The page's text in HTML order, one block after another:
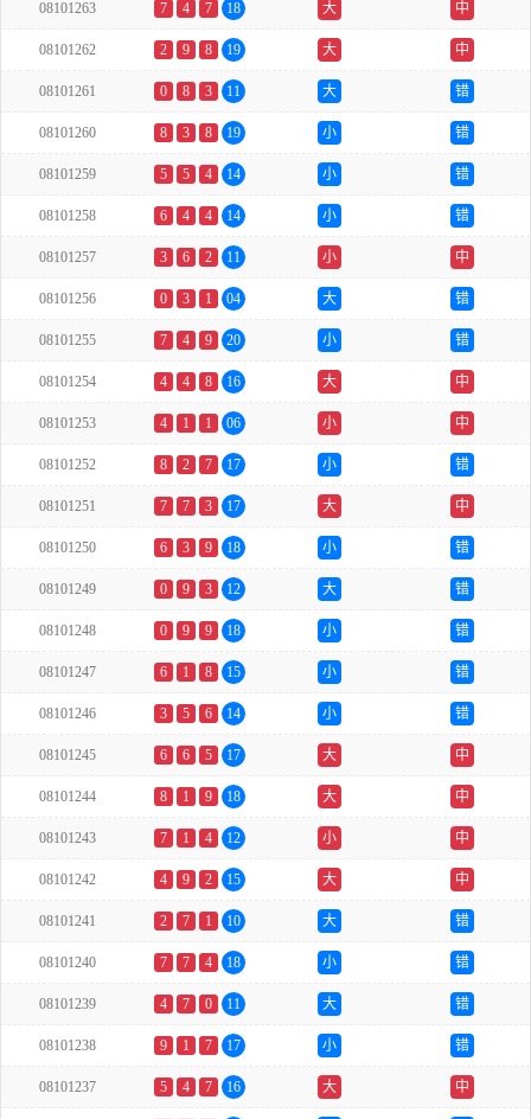
08101263 7 4 7 18 大 中
08101262 2 9 8 19 大 中
08101261 0 8 3 11 大 错
08101260 8 3 8 19 小 错
08101259 5 5 4 14 小 错
08101258 6 4 4 14 小 错
08101257 3 6 2 11 小 中
08101256 0 3 1 04 大 错
08101255 7 4 9 20 小 错
08101254 4 4 8 16 大 中
08101253 4 1 1 06 小 中
08101252 8 2 7 17 小 错
08101251 7 7 3 17 大 中
08101250 6 3 9 18 小 错
08101249 0 9 3 12 大 错
08101248 0 9 9 18 小 错
08101247 6 1 8 15 小 错
08101246 3 5 6 14 小 错
08101245 6 6 5 17 大 中
08101244 8 1 9 18 大 中
08101243 7 1 4 12 小 中
08101242 4 9 2 15 大 中
08101241 2 7 1 10 大 错
08101240 7 7 4 18 小 错
08101239 4 7 0 11 大 错
08101238 9 1 7 17 小 错
08101237 5 4 7 16 大 中